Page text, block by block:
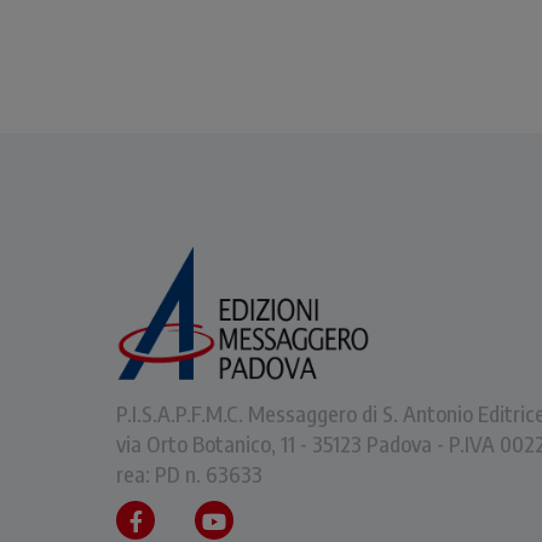
P.I.S.A.P.F.M.C. Messaggero di S. Antonio
via Orto Botanico, 11 - 35123 Padova - P.IVA
rea: PD n. 63633